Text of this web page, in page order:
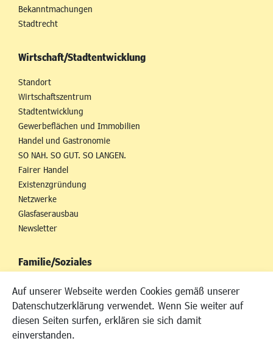
Auf unserer Webseite werden Cookies gemäß unserer
Datenschutzerklärung verwendet. Wenn Sie weiter auf
diesen Seiten surfen, erklären sie sich damit
einverstanden.
Bekanntmachungen
Stadtrecht
Wirtschaft/Stadtentwicklung
Standort
Wirtschaftszentrum
Stadtentwicklung
Gewerbeflächen und Immobilien
Handel und Gastronomie
SO NAH. SO GUT. SO LANGEN.
Fairer Handel
Existenzgründung
Netzwerke
Glasfaserausbau
Newsletter
Familie/Soziales
Kinderbetreuung
Kinder und Jugend
Institutionen für Familien
Frauen